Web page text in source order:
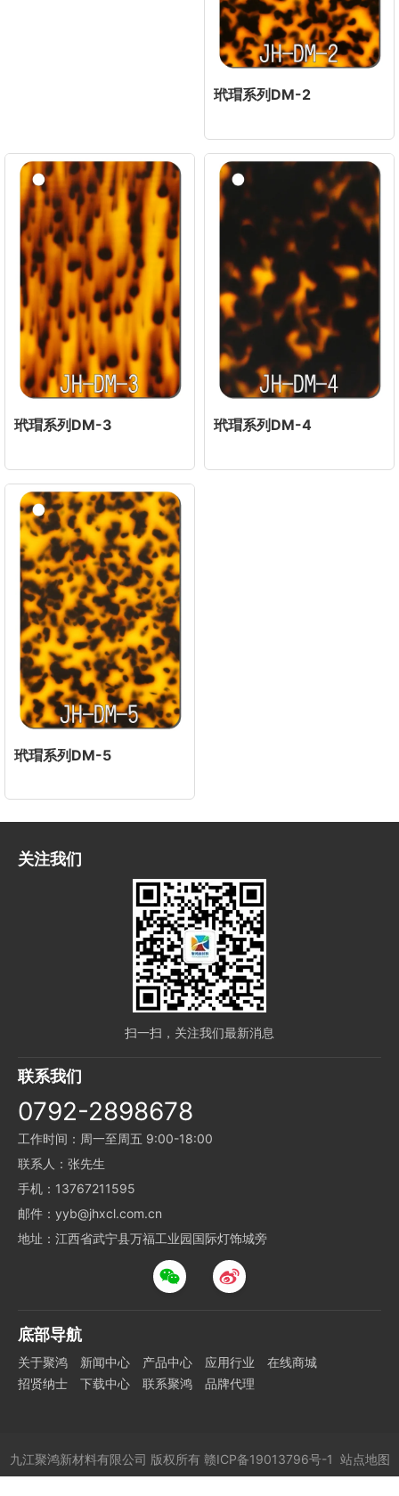
玳瑁系列DM-2
玳瑁系列DM-3 玳瑁系列DM-4
玳瑁系列DM-5
关注我们
扫一扫，关注我们最新消息
联系我们
0792-2898678
工作时间：周一至周五 9:00-18:00
联系人：张先生
手机：13767211595
邮件：yyb@jhxcl.com.cn
地址：江西省武宁县万福工业园国际灯饰城旁
底部导航
关于聚鸿 新闻中心 产品中心 应用行业
在线商城
招贤纳士
下载中心 联系聚鸿 品牌代理
九江聚鸿新材料有限公司 版权所有 赣ICP备19013796号-1 站点地图